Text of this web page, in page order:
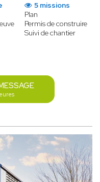
5 missions
Plan
Permis de construire
Suivi de chantier